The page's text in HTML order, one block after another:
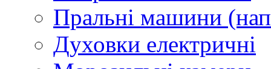
Пральні машини
Духовки електричні